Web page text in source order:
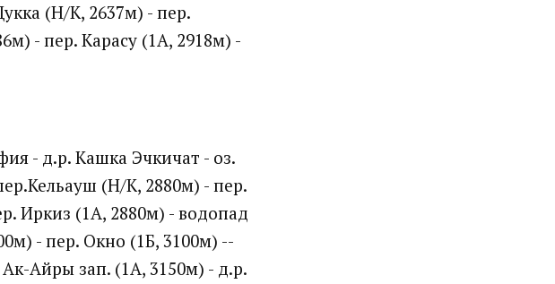
(Н/К, 2637м) - пер.
- пер. Карасу (1А, 2918м) -
- д.р. Кашка Эчкичат - оз.
(Н/К, 2880м) - пер.
Иркиз (1А, 2880м) - водопад
- пер. Окно (1Б, 3100м) --
Айры зап. (1А, 3150м) - д.р.